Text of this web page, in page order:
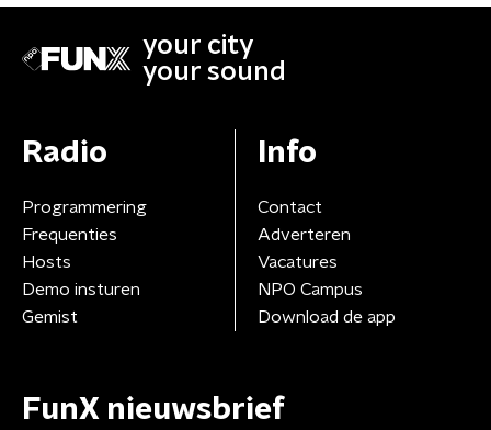
your city
your sound
Radio
Programmering
Frequenties
Hosts
Demo insturen
Gemist
Info
Contact
Adverteren
Vacatures
NPO Campus
Download de app
FunX nieuwsbrief